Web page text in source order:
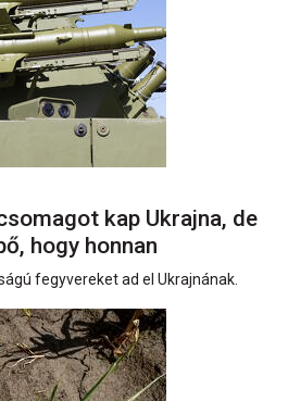
kap Ukrajna, de
hogy honnan
fegyvereket ad el Ukrajnának.